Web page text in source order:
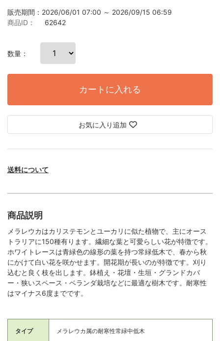
販売期間：2026/06/01 07:00 ～ 2026/09/15 06:59
商品ID：
62642
数量：
カートに入れる
お気に入り追加
送料について
商品説明
メラレウカはカリステモンとユーカリに似た植物で、主にオース
トラリアに150種有ります。繊細な葉と可愛らしい花が特徴です。
ホワイトレースは青緑色の線形の葉を持つ常緑低木で、春から秋
にかけて白い花を咲かせます。開花期が長いのが特徴です。刈り
込むと良く枝を出します。鉢植え・花壇・生垣・グランドカバ
ー・狭いスペース・ベランダ栽培などに最適な樹木です。耐寒性
はマイナス6度までです。
タイプ メラレウカ属の耐寒性常緑中低木